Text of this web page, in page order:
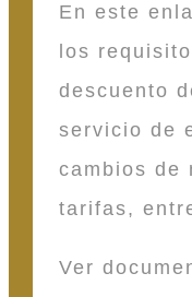
En este
los
descuento
servicio de
cambios de
tarifas,
Ver